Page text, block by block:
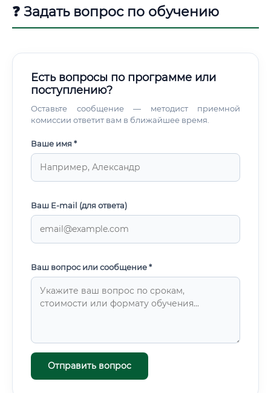
❓ Задать вопрос по обучению
Есть вопросы по программе или
поступлению?
Оставьте сообщение — методист приемной
комиссии ответит вам в ближайшее время.
Ваше имя *
Ваш E-mail (для ответа)
Ваш вопрос или сообщение *
Отправить вопрос